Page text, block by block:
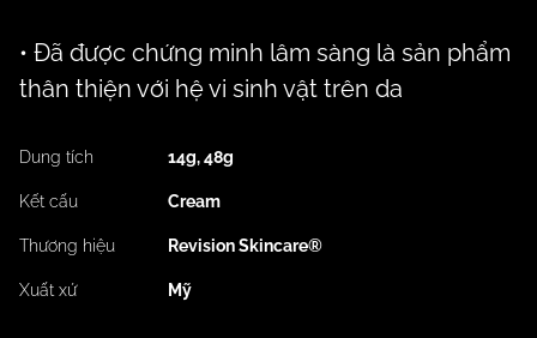
• Đã được chứng minh lâm sàng là sản phẩm
thân thiện với hệ vi sinh vật trên da
Dung tích 14g, 48g
Kết cấu Cream
Thương hiệu Revision Skincare®
Xuất xứ Mỹ